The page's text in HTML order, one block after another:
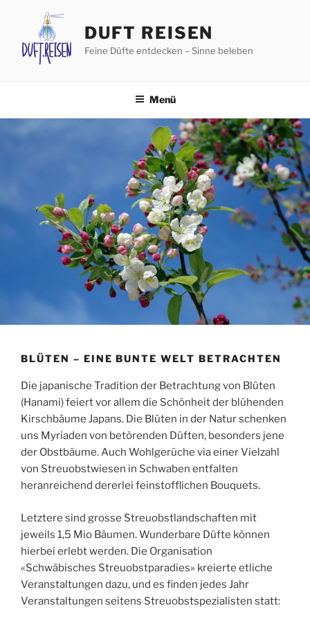
springen
DUFT REISEN
Feine Düfte entdecken – Sinne beleben
Menü
BLÜTEN – EINE BUNTE WELT BETRACHTEN
Die japanische Tradition der Betrachtung von Blüten
(Hanami) feiert vor allem die Schönheit der blühenden
Kirschbäume Japans. Die Blüten in der Natur schenken
uns Myriaden von betörenden Düften, besonders jene
der Obstbäume. Auch Wohlgerüche via einer Vielzahl
von Streuobstwiesen in Schwaben entfalten
heranreichend dererlei feinstofflichen Bouquets.
Letztere sind grosse Streuobstlandschaften mit
jeweils 1,5 Mio Bäumen. Wunderbare Düfte können
hierbei erlebt werden. Die Organisation
«Schwäbisches Streuobstparadies» kreierte etliche
Veranstaltungen dazu, und es finden jedes Jahr
Veranstaltungen seitens Streuobstspezialisten statt: